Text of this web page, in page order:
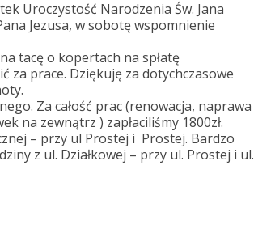
Uroczystość Narodzenia Św. Jana
Jezusa, w sobotę wspomnienie
tacę o kopertach na spłatę
za prace. Dziękuję za dotychczasowe
Za całość prac (renowacja, naprawa
na zewnątrz ) zapłaciliśmy 1800zł.
– przy ul Prostej i Prostej. Bardzo
z ul. Działkowej – przy ul. Prostej i ul.